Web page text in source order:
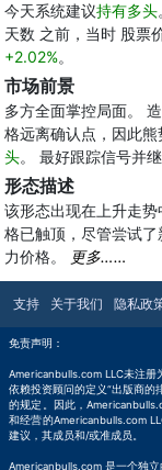
今天系统建议持有多头
天数 之前，当时 股票
+2.02%。
市场前景
多方全面掌控局面。
格远离确认点，因此
头。 最好跟踪信号并
形态描述
该形态出现在上升走
格已触顶，尽管尝试
力价格。
更多……
支持 关于我们 隐私政
免责声明：
Americanbulls.com LLC未注
依赖投资顾问的定义“出版商的
的规定。因此，
和经营的Americanbulls.com
建议，其成员和/或准成员。
Americanbulls.com 是一个独